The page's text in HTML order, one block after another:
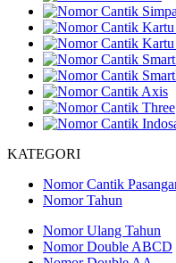
KATEGORI
Nomor Cantik
Nomor Tahun
Nomor Ulang Tahun
Nomor Double ABCD